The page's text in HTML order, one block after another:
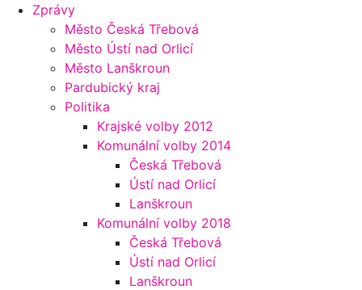
Zprávy
Město Česká Třebová
Město Ústí nad Orlicí
Město Lanškroun
Pardubický kraj
Politika
Krajské volby 2012
Komunální volby 2014
Česká Třebová
Ústí nad Orlicí
Lanškroun
Komunální volby 2018
Česká Třebová
Ústí nad Orlicí
Lanškroun